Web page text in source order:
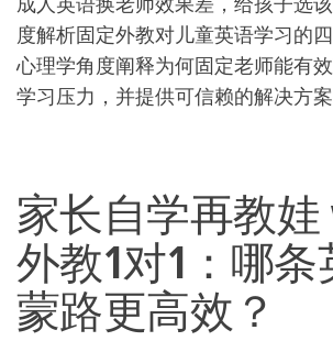
度解析固定外教对儿童英语学习的
心理学角度阐释为何固定老师能有
学习压力，并提供可信赖的解决方案
家长自学再教娃
外教1对1：哪条
蒙路更高效？